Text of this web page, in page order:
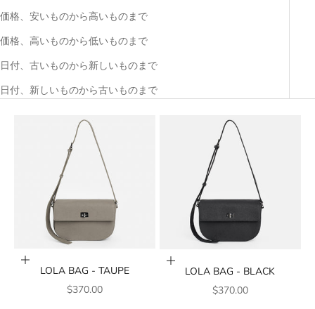
価格、安いものから高いものまで
価格、高いものから低いものまで
日付、古いものから新しいものまで
日付、新しいものから古いものまで
カートに追加
LOLA BAG - TAUPE
販売価格
$370.00
カートに追加
LOLA BAG - BLACK
販売価格
$370.00